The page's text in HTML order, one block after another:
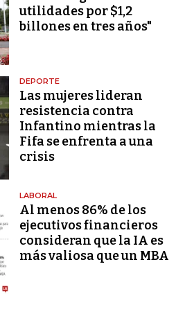
utilidades por $1,2
billones en tres años"
DEPORTE
Las mujeres lideran
resistencia contra
Infantino mientras la
Fifa se enfrenta a una
crisis
LABORAL
Al menos 86% de los
ejecutivos financieros
consideran que la IA es
más valiosa que un MBA